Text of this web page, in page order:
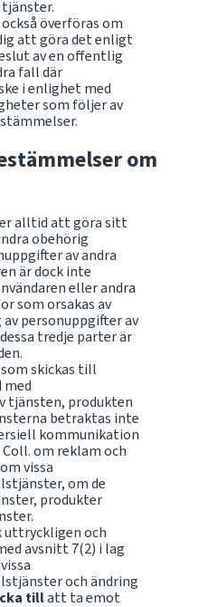
överföras om
att göra det enligt
av en offentlig
fall där
i enlighet med
som följer av
om
alltid att göra sitt
obehörig
av andra
är dock inte
eller andra
som orsakas av
personuppgifter av
tredje parter är
skickas till
med
tjänsten, produkten
betraktas inte
kommunikation
om reklam och
vissa
om de
produkter
uttryckligen och
avsnitt 7(2) i lag
och ändring
tillatt ta emot